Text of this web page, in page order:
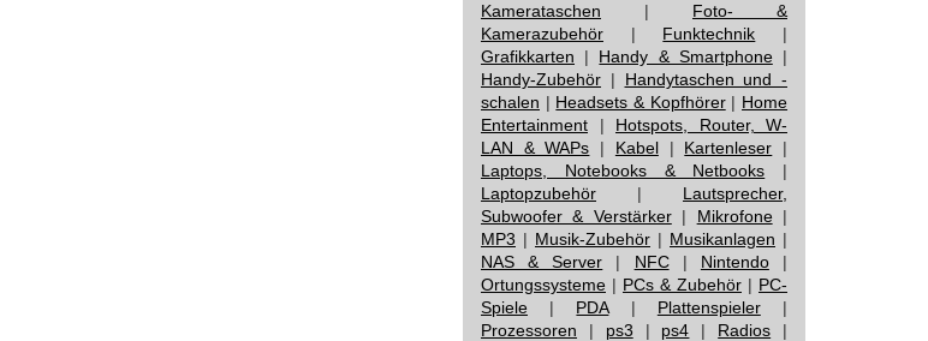
Kamerataschen | Foto- &
Kamerazubehör | Funktechnik |
Grafikkarten | Handy & Smartphone|
Handy-Zubehör | Handytaschen und -
schalen | Headsets & Kopfhörer| Home
Entertainment | Hotspots, Router, W-
LAN & WAPs | Kabel| Kartenleser |
Laptops, Notebooks & Netbooks |
Laptopzubehör | Lautsprecher,
Subwoofer & Verstärker| Mikrofone|
MP3 | Musik-Zubehör | Musikanlagen |
NAS & Server | NFC| Nintendo|
Ortungssysteme | PCs & Zubehör | PC-
Spiele | PDA| Plattenspieler|
Prozessoren | ps3 | ps4 | Radios |